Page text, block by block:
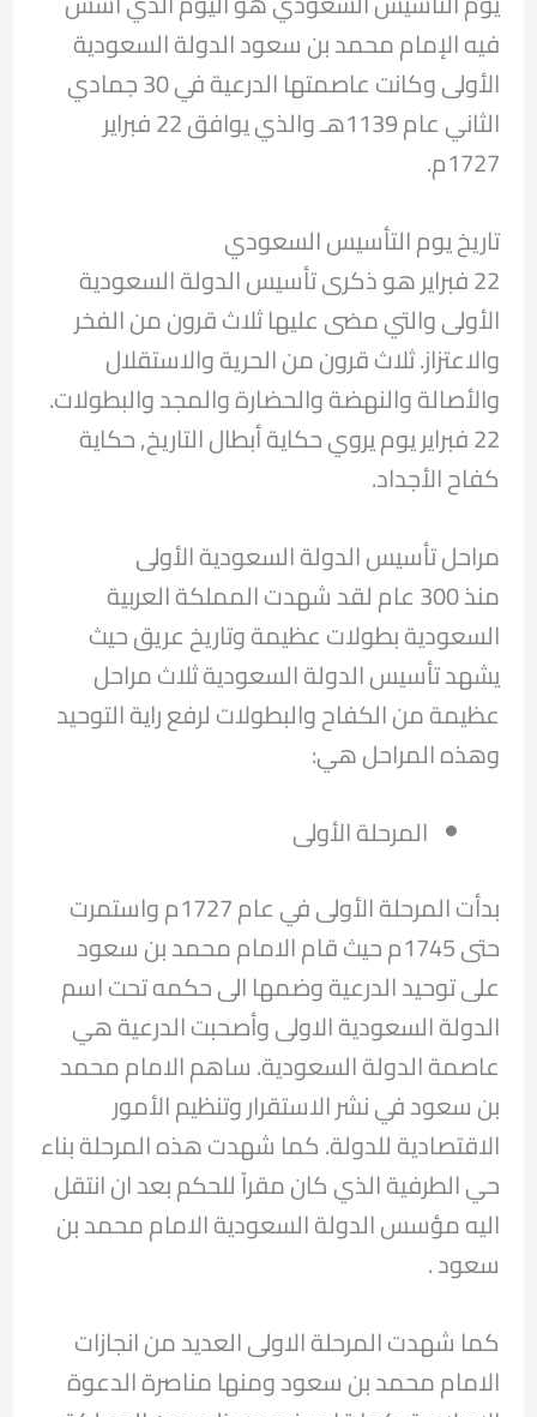
فيه الإمام محمد بن سعود الدولة السعودية
الأولى وكانت عاصمتها الدرعية في 30 جمادي
الثاني عام 1139هـ والذي يوافق 22 فبراير
1727م.
تاريخ يوم التأسيس السعودي
22 فبراير هو ذكرى تأسيس الدولة السعودية
الأولى والتي مضى عليها ثلاث قرون من الفخر
والاعتزاز. ثلاث قرون من الحرية والاستقلال
والأصالة والنهضة والحضارة والمجد والبطولات.
22 فبراير يوم يروي حكاية أبطال التاريخ, حكاية
كفاح الأجداد.
مراحل تأسيس الدولة السعودية الأولى
منذ 300 عام لقد شهدت المملكة العربية
السعودية بطولات عظيمة وتاريخ عريق حيث
يشهد تأسيس الدولة السعودية ثلاث مراحل
عظيمة من الكفاح والبطولات لرفع راية التوحيد
وهذه المراحل هي:
المرحلة الأولى
بدأت المرحلة الأولى في عام 1727م واستمرت
حتى 1745م حيث قام الامام محمد بن سعود
على توحيد الدرعية وضمها الى حكمه تحت اسم
الدولة السعودية الاولى وأصحبت الدرعية هي
عاصمة الدولة السعودية. ساهم الامام محمد
بن سعود في نشر الاستقرار وتنظيم الأمور
الاقتصادية للدولة. كما شهدت هذه المرحلة بناء
حي الطرفية الذي كان مقراً للحكم بعد ان انتقل
اليه مؤسس الدولة السعودية الامام محمد بن
سعود .
كما شهدت المرحلة الاولى العديد من انجازات
الامام محمد بن سعود ومنها مناصرة الدعوة